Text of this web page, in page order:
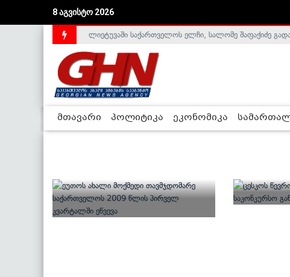
8 აგვისტო 2026
მთავარი პოლიტიკა ეკონომიკა